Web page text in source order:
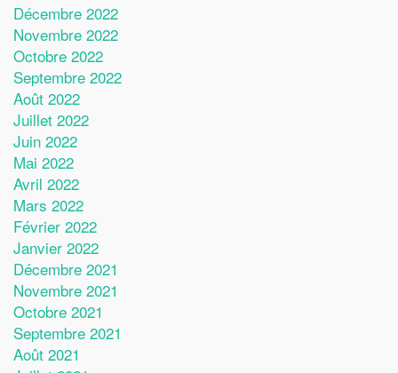
Décembre 2022
Novembre 2022
Octobre 2022
Septembre 2022
Août 2022
Juillet 2022
Juin 2022
Mai 2022
Avril 2022
Mars 2022
Février 2022
Janvier 2022
Décembre 2021
Novembre 2021
Octobre 2021
Septembre 2021
Août 2021